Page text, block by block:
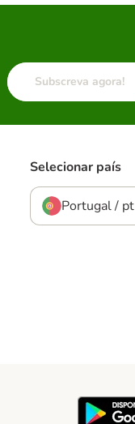
Subscreva agora!
Selecionar país
Portugal / pt